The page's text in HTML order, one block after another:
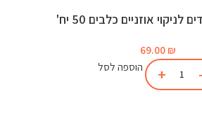
אוזניים כלבים 50 יח'
69.00 ₪
הוספה לסל